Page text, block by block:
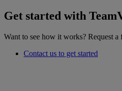
Get started with
Want to see how it works? Request a
Contact us to get started